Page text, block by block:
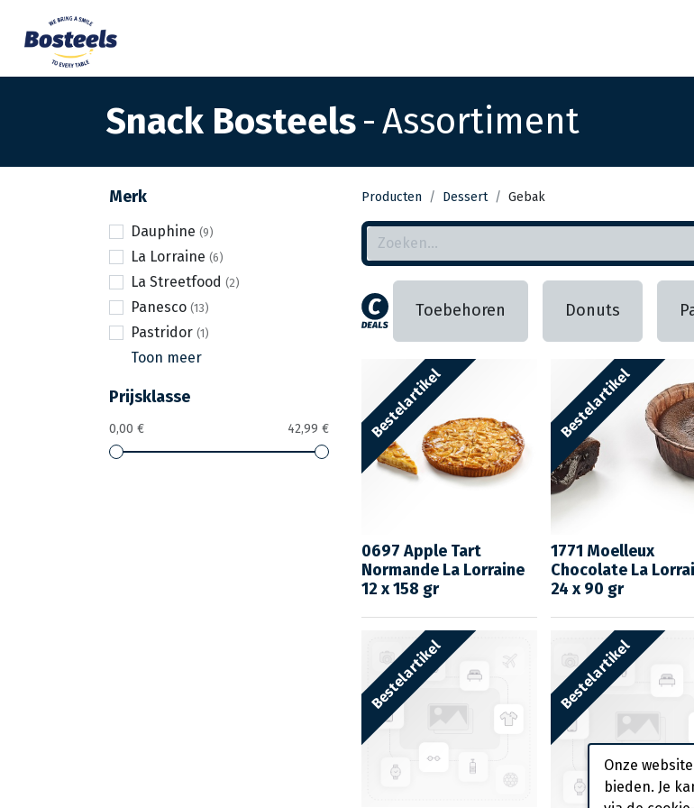
Snack Bosteels-Assortiment
Merk
Dauphine
La Lorraine
La Streetfood
Panesco
Pastridor
Toon meer
Prijsklasse
0,00 € 42,99 €
Producten Dessert Gebak
Toebehoren Donuts
Bestelartikel
0697 Apple Tart
Normande La Lorraine
12 x 158 gr
Bestelartikel
1771 Moelleux
Chocolate La
24 x 90 gr
Bestelartikel Bestelartikel
Onze
bieden. Je